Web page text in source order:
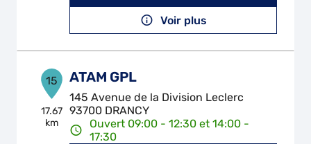
Voir plus
15
17.67
km
ATAM GPL
145 Avenue de la Division Leclerc
93700 DRANCY
Ouvert 09:00 - 12:30 et 14:00 -
17:30